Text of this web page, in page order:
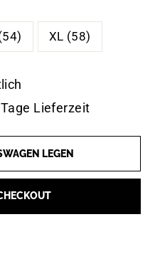
XL (58)
Lieferzeit
LEGEN